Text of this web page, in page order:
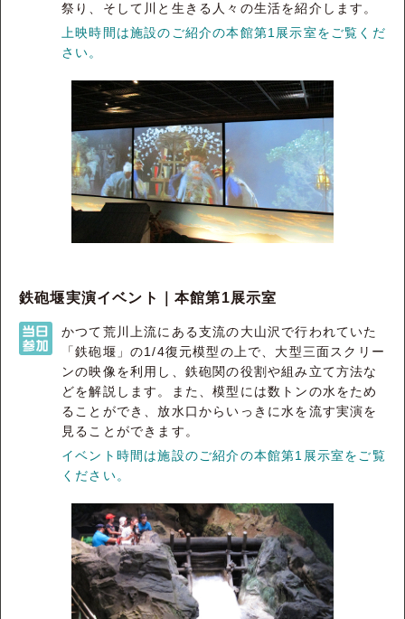
祭り、そして川と生きる人々の生活を紹介します。
上映時間は施設のご紹介の本館第1展示室をご覧くだ
さい。
鉄砲堰実演イベント｜本館第1展示室
かつて荒川上流にある支流の大山沢で行われていた
「鉄砲堰」の1/4復元模型の上で、大型三面スクリー
ンの映像を利用し、鉄砲関の役割や組み立て方法な
どを解説します。また、模型には数トンの水をため
ることができ、放水口からいっきに水を流す実演を
見ることができます。
イベント時間は施設のご紹介の本館第1展示室をご覧
ください。